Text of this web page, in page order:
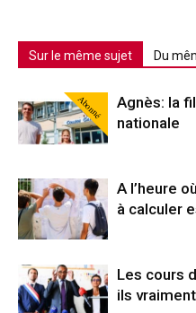
Sur le même sujet Du
Abonné
Agnès: la
nationale
A l’heure
à calculer
Les cours
ils